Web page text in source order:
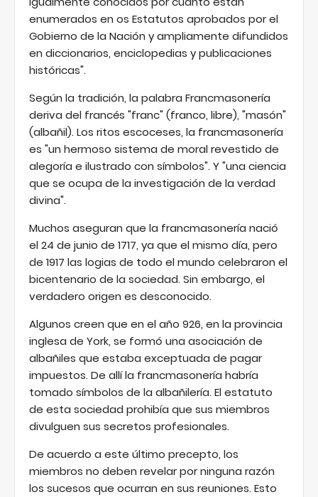
enumerados en os Estatutos aprobados por el
Gobierno de la Nación y ampliamente difundidos
en diccionarios, enciclopedias y publicaciones
históricas".
Según la tradición, la palabra Francmasonería
deriva del francés "franc" (franco, libre), "masón"
(albañil). Los ritos escoceses, la francmasonería
es "un hermoso sistema de moral revestido de
alegoría e ilustrado con símbolos". Y "una ciencia
que se ocupa de la investigación de la verdad
divina".
Muchos aseguran que la francmasonería nació
el 24 de junio de 1717, ya que el mismo día, pero
de 1917 las logias de todo el mundo celebraron el
bicentenario de la sociedad. Sin embargo, el
verdadero origen es desconocido.
Algunos creen que en el año 926, en la provincia
inglesa de York, se formó una asociación de
albañiles que estaba exceptuada de pagar
impuestos. De allí la francmasonería habría
tomado símbolos de la albañilería. El estatuto
de esta sociedad prohibía que sus miembros
divulguen sus secretos profesionales.
De acuerdo a este último precepto, los
miembros no deben revelar por ninguna razón
los sucesos que ocurran en sus reuniones. Esto